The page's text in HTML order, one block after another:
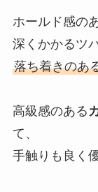
ホールド感の
深くかかるツ
落ち着きのあ
高級感のある
て、
手触りも良く